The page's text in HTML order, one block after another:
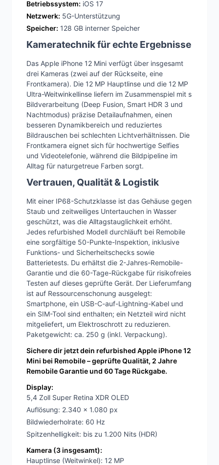
Betriebssystem: iOS 17
Netzwerk: 5G-Unterstützung
Speicher: 128 GB interner Speicher
Kameratechnik für echte Ergebnisse
Das Apple iPhone 12 Mini verfügt über insgesamt
drei Kameras (zwei auf der Rückseite, eine
Frontkamera). Die 12 MP Hauptlinse und die 12 MP
Ultra-Weitwinkellinse liefern im Zusammenspiel mit s
Bildverarbeitung (Deep Fusion, Smart HDR 3 und
Nachtmodus) präzise Detailaufnahmen, einen
besseren Dynamikbereich und reduziertes
Bildrauschen bei schlechten Lichtverhältnissen. Die
Frontkamera eignet sich für hochwertige Selfies
und Videotelefonie, während die Bildpipeline im
Alltag für naturgetreue Farben sorgt.
Vertrauen, Qualität & Logistik
Mit einer IP68-Schutzklasse ist das Gehäuse gegen
Staub und zeitweiliges Untertauchen in Wasser
geschützt, was die Alltagstauglichkeit erhöht.
Jedes refurbished Modell durchläuft bei Remobile
eine sorgfältige 50-Punkte-Inspektion, inklusive
Funktions- und Sicherheitschecks sowie
Batterietests. Du erhältst die 2-Jahres-Remobile-
Garantie und die 60-Tage-Rückgabe für risikofreies
Testen auf dieses geprüfte Gerät. Der Lieferumfang
ist auf Ressourcenschonung ausgelegt:
Smartphone, ein USB-C-auf-Lightning-Kabel und
ein SIM-Tool sind enthalten; ein Netzteil wird nicht
mitgeliefert, um Elektroschrott zu reduzieren.
Paketgewicht: ca. 250 g (inkl. Verpackung).
Sichere dir jetzt dein refurbished Apple iPhone 12
Mini bei Remobile – geprüfte Qualität, 2 Jahre
Remobile Garantie und 60 Tage Rückgabe.
Display:
5,4 Zoll Super Retina XDR OLED
Auflösung: 2.340 x 1.080 px
Bildwiederholrate: 60 Hz
Spitzenhelligkeit: bis zu 1.200 Nits (HDR)
Kamera (3 insgesamt):
Hauptlinse (Weitwinkel): 12 MP